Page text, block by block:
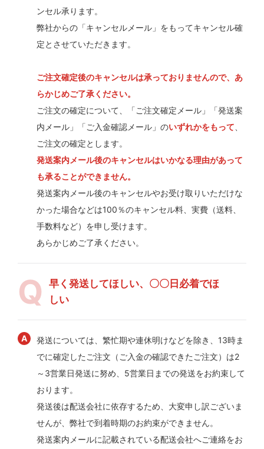
ンセル承ります。
弊社からの「キャンセルメール」をもってキャンセル確
定とさせていただきます。
ご注文確定後のキャンセルは承っておりませんので、あ
らかじめご了承ください。
ご注文の確定について、「ご注文確定メール」「発送案
内メール」「ご入金確認メール」のいずれかをもって
ご注文の確定とします。
発送案内メール後のキャンセルはいかなる理由があって
も承ることができません。
発送案内メール後のキャンセルやお受け取りいただけな
かった場合などは100％のキャンセル料、実費（送料、
手数料など）を申し受けます。
あらかじめご了承ください。
早く発送してほしい、〇〇日必着でほ
しい
発送については、繁忙期や連休明けなどを除き、13時ま
でに確定したご注文（ご入金の確認できたご注文）は2
～3営業日発送に努め、5営業日までの発送をお約束して
おります。
発送後は配送会社に依存するため、大変申し訳ございま
せんが、弊社で到着時期のお約束ができません。
発送案内メールに記載されている配送会社へご連絡をお